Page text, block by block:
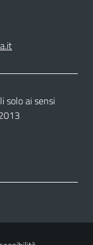
solo ai sensi